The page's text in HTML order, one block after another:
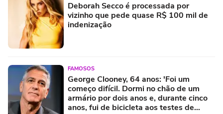
Deborah Secco é processada por
vizinho que pede quase R$ 100 mil de
indenização
FAMOSOS
George Clooney, 64 anos: 'Foi um
começo difícil. Dormi no chão de um
armário por dois anos e, durante cinco
anos, fui de bicicleta aos testes de